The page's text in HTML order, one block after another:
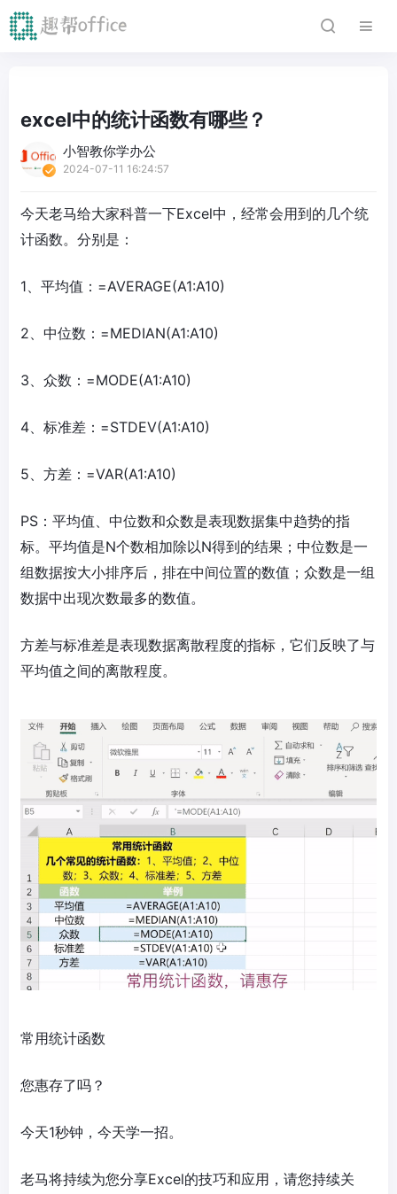
excel中的统计函数有哪些？
小智教你学办公
2024-07-11 16:24:57
今天老马给大家科普一下Excel中，经常会用到的几个统
计函数。分别是：
1、平均值：=AVERAGE(A1:A10)
2、中位数：=MEDIAN(A1:A10)
3、众数：=MODE(A1:A10)
4、标准差：=STDEV(A1:A10)
5、方差：=VAR(A1:A10)
PS：平均值、中位数和众数是表现数据集中趋势的指
标。平均值是N个数相加除以N得到的结果；中位数是一
组数据按大小排序后，排在中间位置的数值；众数是一组
数据中出现次数最多的数值。
方差与标准差是表现数据离散程度的指标，它们反映了与
平均值之间的离散程度。
常用统计函数
您惠存了吗？
今天1秒钟，今天学一招。
老马将持续为您分享Excel的技巧和应用，请您持续关